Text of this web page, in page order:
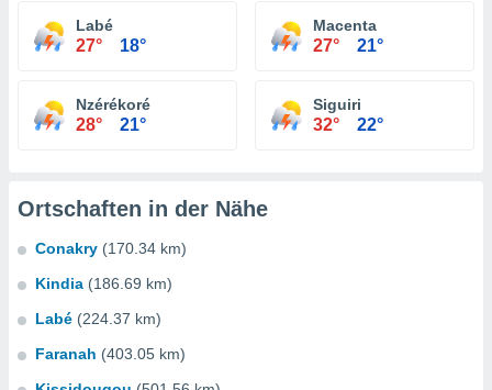
Labé
27° 18°
Macenta
27° 21°
Nzérékoré
28° 21°
Siguiri
32° 22°
Ortschaften in der Nähe
Conakry (170.34 km)
Kindia (186.69 km)
Labé (224.37 km)
Faranah (403.05 km)